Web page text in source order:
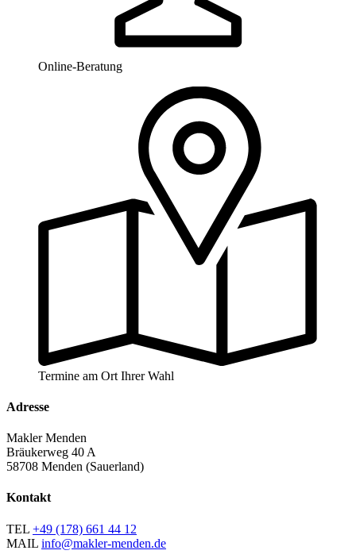
Online-Beratung
Termine am Ort Ihrer Wahl
Adresse
Makler Menden
Bräukerweg 40 A
58708 Menden (Sauerland)
Kontakt
TEL +49 (178) 661 44 12
MAIL info@makler-menden.de